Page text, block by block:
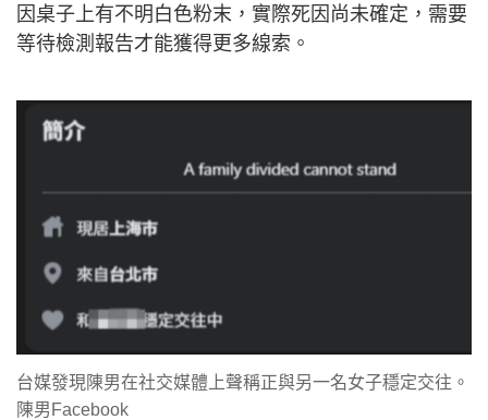
因桌子上有不明白色粉末，實際死因尚未確定，需要
等待檢測報告才能獲得更多線索。
台媒發現陳男在社交媒體上聲稱正與另一名女子穩定交往。
陳男Facebook